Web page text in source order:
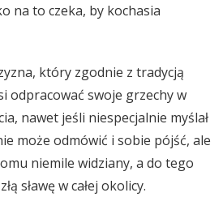
na to czeka, by kochasia
który zgodnie z tradycją
odpracować swoje grzechy w
nawet jeśli niespecjalnie myślał
może odmówić i sobie pójść, ale
niemile widziany, a do tego
sławę w całej okolicy.